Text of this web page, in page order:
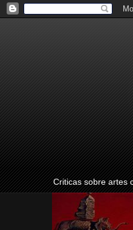
Criticas sobre artes